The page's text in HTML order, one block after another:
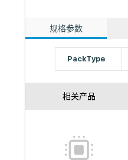
规格参数
PackType
相关产品